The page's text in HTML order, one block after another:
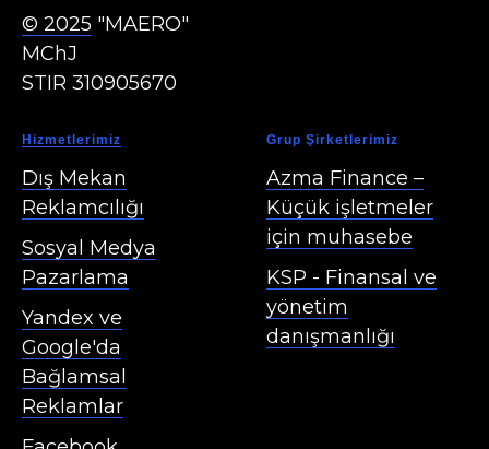
© 2025 "MAERO"
MChJ
STIR 310905670
Hizmetlerimiz
Dış Mekan
Reklamcılığı
Sosyal Medya
Pazarlama
Yandex ve
Google'da
Bağlamsal
Reklamlar
Grup Şirketlerimiz
Azma Finance –
Küçük işletmeler
için muhasebe
KSP - Finansal ve
yönetim
danışmanlığı